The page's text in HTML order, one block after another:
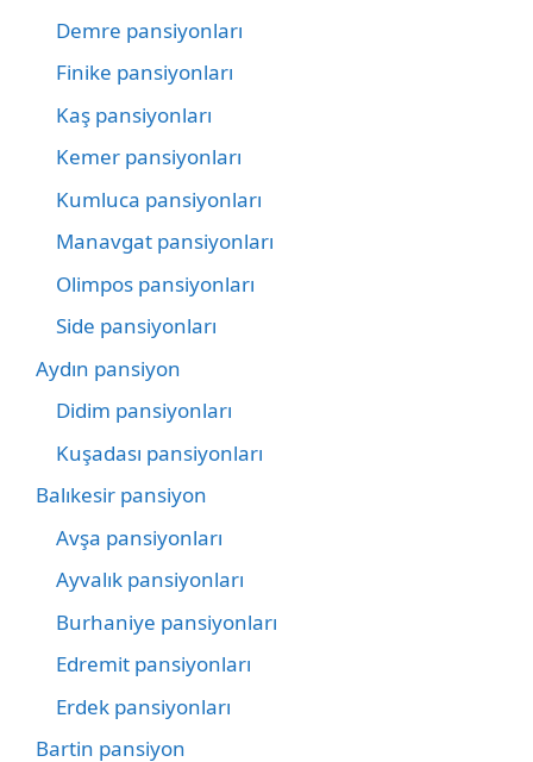
Demre pansiyonları
Finike pansiyonları
Kaş pansiyonları
Kemer pansiyonları
Kumluca pansiyonları
Manavgat pansiyonları
Olimpos pansiyonları
Side pansiyonları
Aydın pansiyon
Didim pansiyonları
Kuşadası pansiyonları
Balıkesir pansiyon
Avşa pansiyonları
Ayvalık pansiyonları
Burhaniye pansiyonları
Edremit pansiyonları
Erdek pansiyonları
Bartin pansiyon